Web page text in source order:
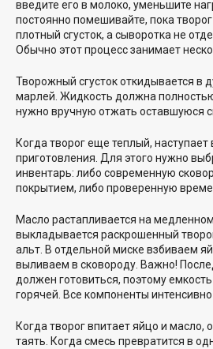
введите его в молоко, уменьшите
постоянно помешивайте, пока
плотный сгусток, а сыворотка не
Обычно этот процесс занимает
Творожный сгусток откидывается в
марлей. Жидкость должна
нужно вручную отжать оставшуюся
Когда творог еще теплый, наступает
приготовления. Для этого нужно
инвентарь: либо современную
покрытием, либо проверенную
Масло растапливается на
выкладывается раскрошенный
альт. В отдельной миске взбиваем
выливаем в сковороду. Важно!
должен готовиться, поэтому
горячей. Все компоненты
Когда творог впитает яйцо и масло,
таять. Когда смесь превратится в